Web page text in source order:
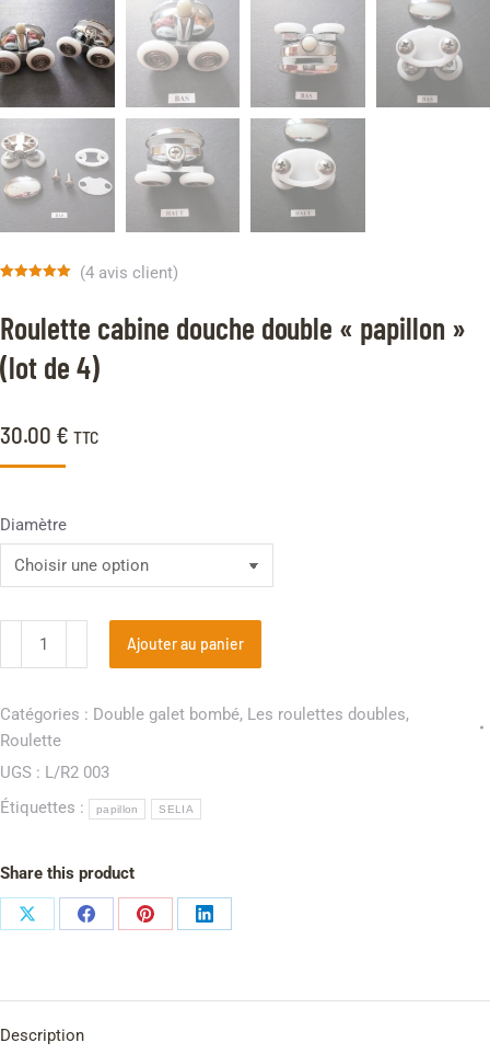
Roulette cabine douche double « papillon »
(lot de 4)
30.00 € TTC
sur
notations
(4avis client)
Diamètre
Ajouter au panier
Catégories : Double galet bombé, Les roulettes doubles,
Roulette
UGS : L/R2 003
Étiquettes :
papillon SELIA
Share this product
Description